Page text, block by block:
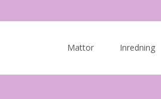
Mattor Inredning